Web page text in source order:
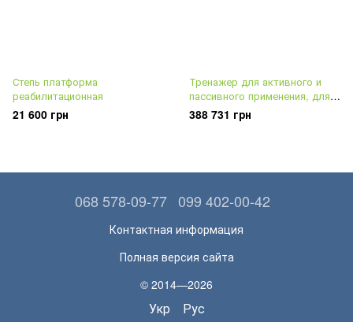
Степь платформа
реабилитационная
21 600 грн
Тренажер для активного и
пассивного применения, для
верхних и нижних конечностей
388 731 грн
068 578-09-77 099 402-00-42
Контактная информация
Полная версия сайта
© 2014—2026
Укр Рус